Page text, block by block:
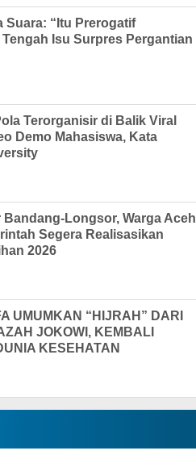
Suara: “Itu Prerogatif
Tengah Isu Surpres Pergantian
Terorganisir di Balik Viral
Demo Mahasiswa, Kata
Bandang-Longsor, Warga Aceh
Segera Realisasikan
2026
UMUMKAN “HIJRAH” DARI
JOKOWI, KEMBALI
KESEHATAN